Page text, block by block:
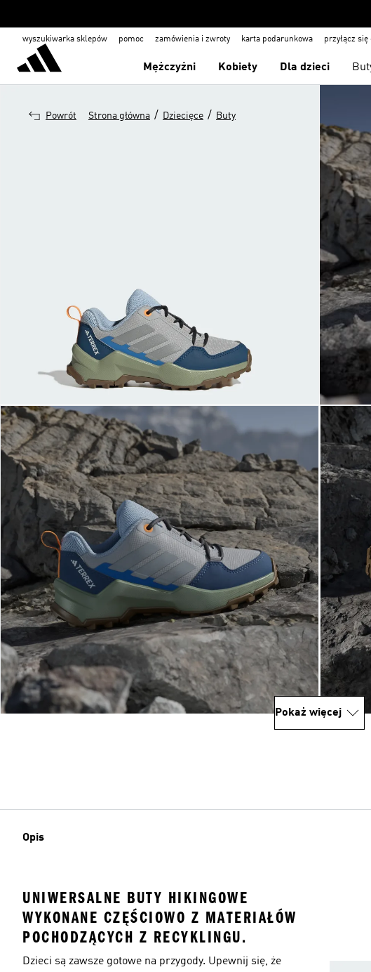
wyszukiwarka sklepów pomoc zamówienia i zwroty karta podarunkowa przyłącz się
Mężczyźni Kobiety Dla dzieci
Powrót Strona główna / Dziecięce / Buty
Pokaż więcej
Opis
UNIWERSALNE BUTY HIKINGOWE
WYKONANE CZĘŚCIOWO Z MATERIAŁÓW
POCHODZĄCYCH Z RECYKLINGU.
Dzieci są zawsze gotowe na przygody. Upewnij się, że